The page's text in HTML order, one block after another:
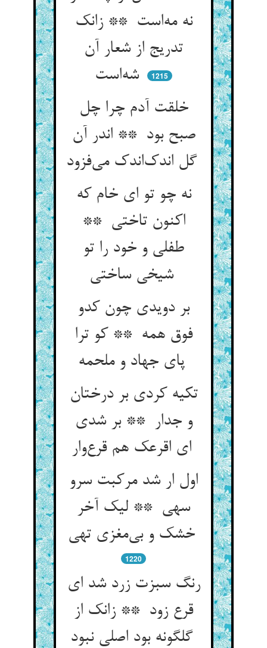
نه مه‌است ** زانک
تدریج از شعار آن
شه‌است
1215
خلقت آدم چرا چل
صبح بود ** اندر آن
گل اندک‌اندک می‌فزود
نه چو تو ای خام که
اکنون تاختی **
طفلی و خود را تو
شیخی ساختی
بر دویدی چون کدو
فوق همه ** کو ترا
پای جهاد و ملحمه
تکیه کردی بر درختان
و جدار ** بر شدی
ای اقرعک هم قرع‌وار
اول ار شد مرکبت سرو
سهی ** لیک آخر
خشک و بی‌مغزی تهی
1220
رنگ سبزت زرد شد ای
قرع زود ** زانک از
گلگونه بود اصلی نبود